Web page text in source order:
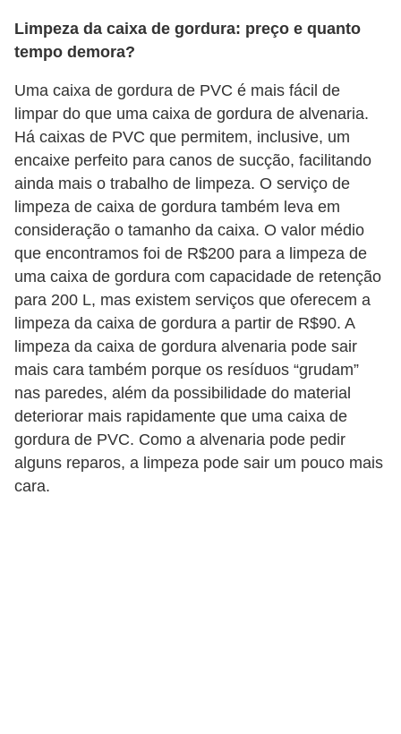
Limpeza da caixa de gordura: preço e quanto
tempo demora?
Uma caixa de gordura de PVC é mais fácil de
limpar do que uma caixa de gordura de alvenaria.
Há caixas de PVC que permitem, inclusive, um
encaixe perfeito para canos de sucção, facilitando
ainda mais o trabalho de limpeza. O serviço de
limpeza de caixa de gordura também leva em
consideração o tamanho da caixa. O valor médio
que encontramos foi de R$200 para a limpeza de
uma caixa de gordura com capacidade de retenção
para 200 L, mas existem serviços que oferecem a
limpeza da caixa de gordura a partir de R$90. A
limpeza da caixa de gordura alvenaria pode sair
mais cara também porque os resíduos “grudam”
nas paredes, além da possibilidade do material
deteriorar mais rapidamente que uma caixa de
gordura de PVC. Como a alvenaria pode pedir
alguns reparos, a limpeza pode sair um pouco mais
cara.